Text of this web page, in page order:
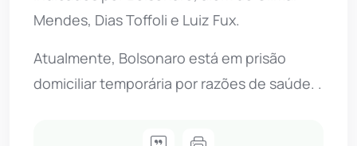
Mendes, Dias Toffoli e Luiz Fux.
Atualmente, Bolsonaro está em prisão
domiciliar temporária por razões de saúde. .